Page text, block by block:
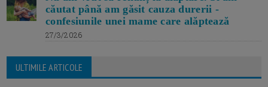
căutat până am găsit cauza durerii -
confesiunile unei mame care alăptează
27/3/2026
ULTIMILE ARTICOLE